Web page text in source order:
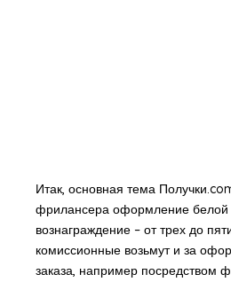
Итак, основная тема
фрилансера оформление белой
вознаграждение – от трех до
комиссионные возьмут и за
заказа, например посредством